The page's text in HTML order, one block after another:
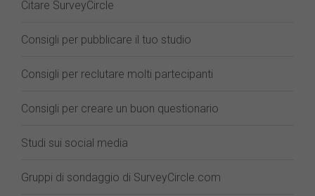
Citare SurveyCircle
Consigli per pubblicare il tuo studio
Consigli per reclutare molti partecipanti
Consigli per creare un buon questionario
Studi sui social media
Gruppi di sondaggio di SurveyCircle.com